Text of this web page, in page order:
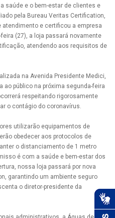
saúde e o bem-estar de clientes e
pela Bureau Veritas Certification,
e certificou a empresa
(27), a loja passará novamente
atendendo aos requisitos de
na Avenida Presidente Medici,
ao público na próxima segunda-feira
respeitando rigorosamente
o contágio do coronavírus.
utilizarão equipamentos de
obedecer aos protocolos de
o distanciamento de 1 metro
é com a saúde e bem-estar dos
nossa loja passará por nova
garantindo um ambiente seguro
o diretor-presidente da